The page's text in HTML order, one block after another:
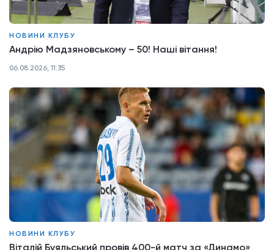
НОВИНИ КЛУБУ
Андрію Мадзяновському – 50! Наші вітання!
06.08.2026, 11:35
НОВИНИ КЛУБУ
Віталій Буяльський провів 400-й матч за «Динамо»